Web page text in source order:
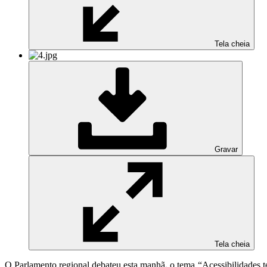
Tela cheia
Gravar
Tela cheia
O Parlamento regional debateu esta manhã, o tema